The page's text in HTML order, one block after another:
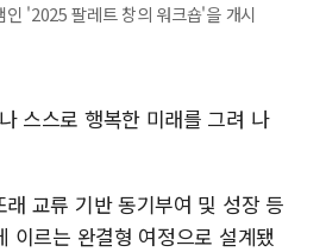
'2025 팔레트 창의 워크숍'을 개시
스스로 행복한 미래를 그려 나
교류 기반 동기부여 및 성장 등
이르는 완결형 여정으로 설계됐